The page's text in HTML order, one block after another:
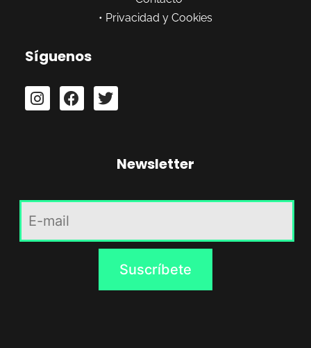
• Privacidad y Cookies
Síguenos
Newsletter